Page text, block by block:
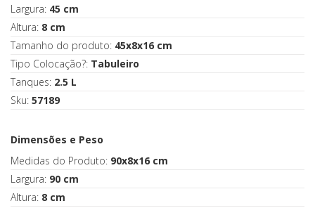
Largura: 45 cm
Altura: 8 cm
Tamanho do produto: 45x8x16 cm
Tipo Colocação?: Tabuleiro
Tanques: 2.5 L
Sku: 57189
Dimensões e Peso
Medidas do Produto: 90x8x16 cm
Largura: 90 cm
Altura: 8 cm